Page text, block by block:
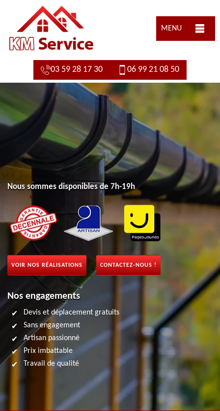
MENU
03 59 28 17 30 06 99 21 08 50
Nous sommes disponibles de 7h-19h
VOIR NOS RÉALISATIONS CONTACTEZ-NOUS !
Nos engagements
Devis et déplacement gratuits
Sans engagement
Artisan passionné
Prix imbattable
Travail de qualité